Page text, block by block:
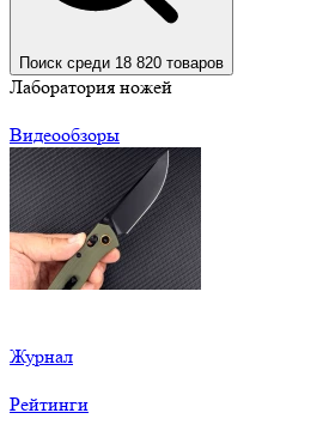
Поиск среди 18 820 товаров
Лаборатория ножей
Видеообзоры
Журнал
Рейтинги